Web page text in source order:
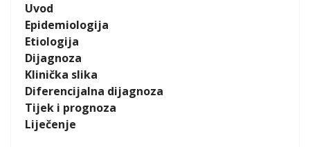
Uvod
Epidemiologija
Etiologija
Dijagnoza
Klinička slika
Diferencijalna dijagnoza
Tijek i prognoza
Liječenje